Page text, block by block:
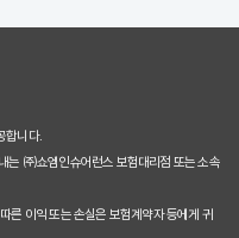
이용 후기: 자동차보험료비교견적사이트로 30만원 아낀 솔직 후기
초보도 뚝딱! 자동차보험료 비교견적사이트 100% 활용해 보험료 줄이는 꿀팁
합니다.
는 ㈜쇼엠인슈어런스 보험대리점 또는 소속
른 이익 또는 손실은 보험계약자 등에게 귀